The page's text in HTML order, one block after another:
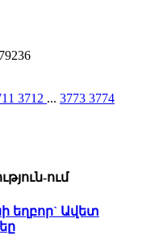
79236
3712 ... 3773 3774
ում
եղբոր` Ավետ